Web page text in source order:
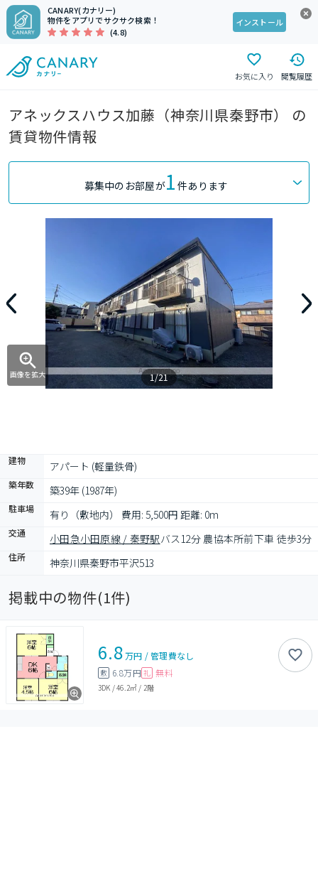
CANARY(カナリー)
物件をアプリでサクサク検索！
(4.8)
インストール
お気に入り 閲覧履歴
アネックスハウス加藤（神奈川県秦野市） の
賃貸物件情報
募集中のお部屋が1 件あります
画像を拡大 1/21
建物 アパート (軽量鉄骨)
築年数 築39年 (1987年)
駐車場 有り（敷地内） 費用: 5,500円 距離: 0m
交通 小田急小田原線 / 秦野駅バス12分 農協本所前下車 徒歩3分
住所 神奈川県秦野市平沢513
掲載中の物件(1件)
6.8万円 /管理費なし
敷 6.8万円 礼 無料
3DK /46.2㎡ / 2階